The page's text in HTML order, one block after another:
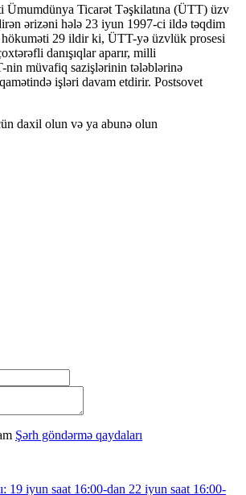
Ümumdünya Ticarət Təşkilatına (ÜTT) üzv
ərizəni hələ 23 iyun 1997-ci ildə təqdim
29 ildir ki, ÜTT-yə üzvlük prosesi
danışıqlar aparır, milli
müvafiq sazişlərinin tələblərinə
işləri davam etdirir. Postsovet
daxil olun və ya abunə olun
Şərh göndərmə qaydaları